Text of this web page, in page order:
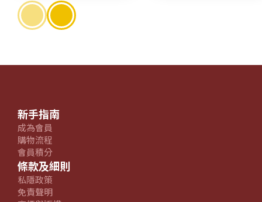
新手指南
成為會員
購物流程
會員積分
條款及細則
私隱政策
免責聲明